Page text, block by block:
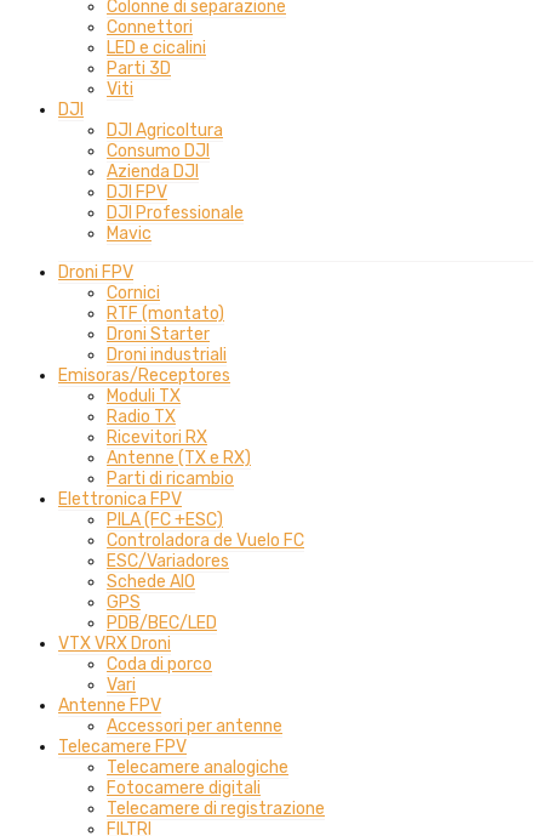
Colonne di separazione
Connettori
LED e cicalini
Parti 3D
Viti
DJI
DJI Agricoltura
Consumo DJI
Azienda DJI
DJI FPV
DJI Professionale
Mavic
Droni FPV
Cornici
RTF (montato)
Droni Starter
Droni industriali
Emisoras/Receptores
Moduli TX
Radio TX
Ricevitori RX
Antenne (TX e RX)
Parti di ricambio
Elettronica FPV
PILA (FC +ESC)
Controladora de Vuelo FC
ESC/Variadores
Schede AIO
GPS
PDB/BEC/LED
VTX VRX Droni
Coda di porco
Vari
Antenne FPV
Accessori per antenne
Telecamere FPV
Telecamere analogiche
Fotocamere digitali
Telecamere di registrazione
FILTRI